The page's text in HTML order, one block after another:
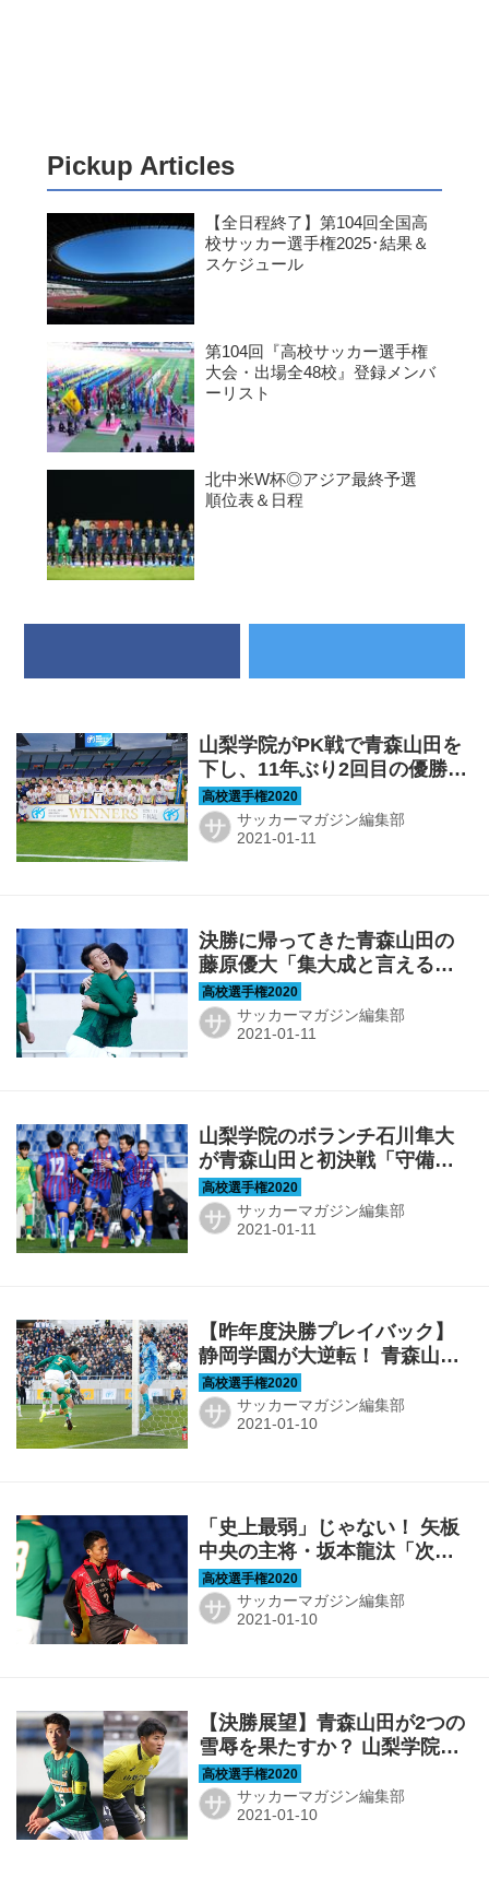
Pickup Articles
【全日程終了】第104回全国高
校サッカー選手権2025･結果＆
スケジュール
第104回『高校サッカー選手権
大会・出場全48校』登録メンバ
ーリスト
北中米W杯◎アジア最終予選
順位表＆日程
山梨学院がPK戦で青森山田を
下し、11年ぶり2回目の優勝！
【決勝】
サ サッカーマガジン編集部
決勝に帰ってきた青森山田の
藤原優大「集大成と言えるよ
うな素晴らしいゲームを」
【選手権ヒーローズ8】
サ サッカーマガジン編集部
山梨学院のボランチ石川隼大
が青森山田と初決戦「守備力
で上回りたい」【選手権ヒー
ローズ7】
サ サッカーマガジン編集部
【昨年度決勝プレイバック】
静岡学園が大逆転！ 青森山田
の連覇を阻止
サ サッカーマガジン編集部
「史上最弱」じゃない！ 矢板
中央の主将・坂本龍汰「次の
ステージでも勝負に勝ち続け
られるように」【選手権ヒー
ローズ６】
サ サッカーマガジン編集部
【決勝展望】青森山田が2つの
雪辱を果たすか？ 山梨学院が
返り討ちか？
サ サッカーマガジン編集部